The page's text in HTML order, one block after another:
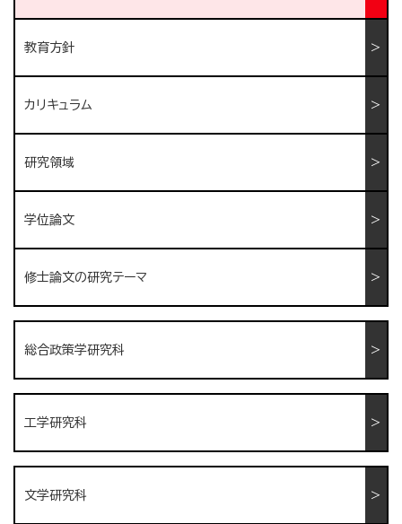
教育方針
カリキュラム
研究領域
学位論文
修士論文の研究テーマ
総合政策学研究科
工学研究科
文学研究科